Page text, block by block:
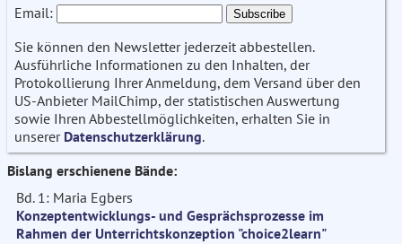
Email:
Sie können den Newsletter jederzeit abbestellen.
Ausführliche Informationen zu den Inhalten, der
Protokollierung Ihrer Anmeldung, dem Versand über den
US-Anbieter MailChimp, der statistischen Auswertung
sowie Ihren Abbestellmöglichkeiten, erhalten Sie in
unserer Datenschutzerklärung.
Bislang erschienene Bände:
Bd. 1: Maria Egbers
Konzeptentwicklungs- und Gesprächsprozesse im
Rahmen der Unterrichtskonzeption "choice2learn"